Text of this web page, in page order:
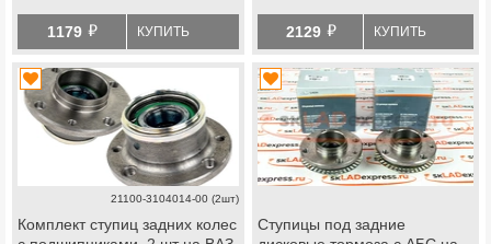
1179 й КУПИТЬ
2129 й КУПИТЬ
21100-3104014-00 (2шт)
Комплект ступиц задних колес
Ступицы под задние